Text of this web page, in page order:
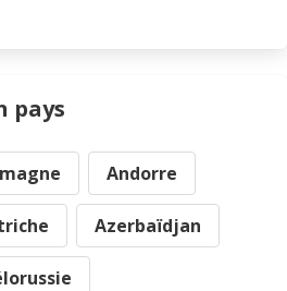
pays
Andorre
Azerbaïdjan